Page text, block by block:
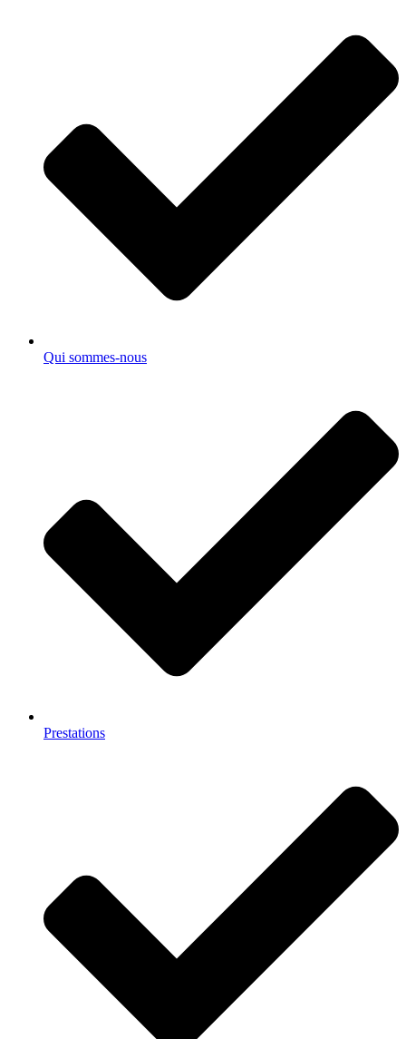
Qui sommes-nous
Prestations